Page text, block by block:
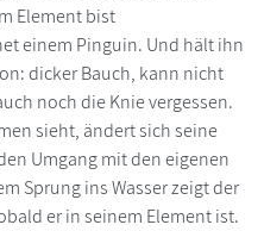
Element bist
einem Pinguin. Und hält ihn
dicker Bauch, kann nicht
noch die Knie vergessen.
sieht, ändert sich seine
Umgang mit den eigenen
Sprung ins Wasser zeigt der
er in seinem Element ist.